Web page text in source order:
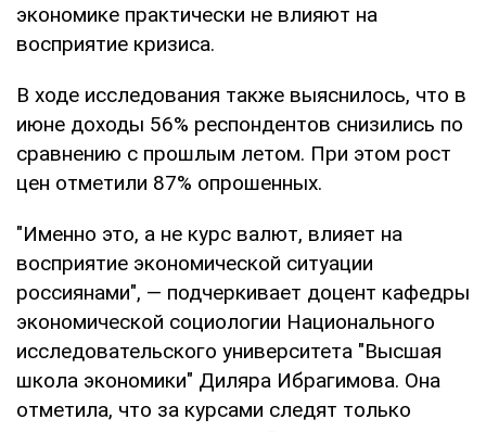
экономике практически не влияют на
восприятие кризиса.
В ходе исследования также выяснилось, что в
июне доходы 56% респондентов снизились по
сравнению с прошлым летом. При этом рост
цен отметили 87% опрошенных.
"Именно это, а не курс валют, влияет на
восприятие экономической ситуации
россиянами", — подчеркивает доцент кафедры
экономической социологии Национального
исследовательского университета "Высшая
школа экономики" Диляра Ибрагимова. Она
отметила, что за курсами следят только